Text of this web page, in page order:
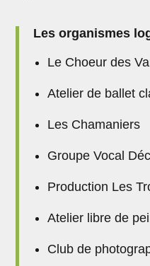
Les organismes
Le Choeur des
Atelier de ballet
Les Chamaniers
Groupe Vocal
Production Les
Atelier libre de
Club de